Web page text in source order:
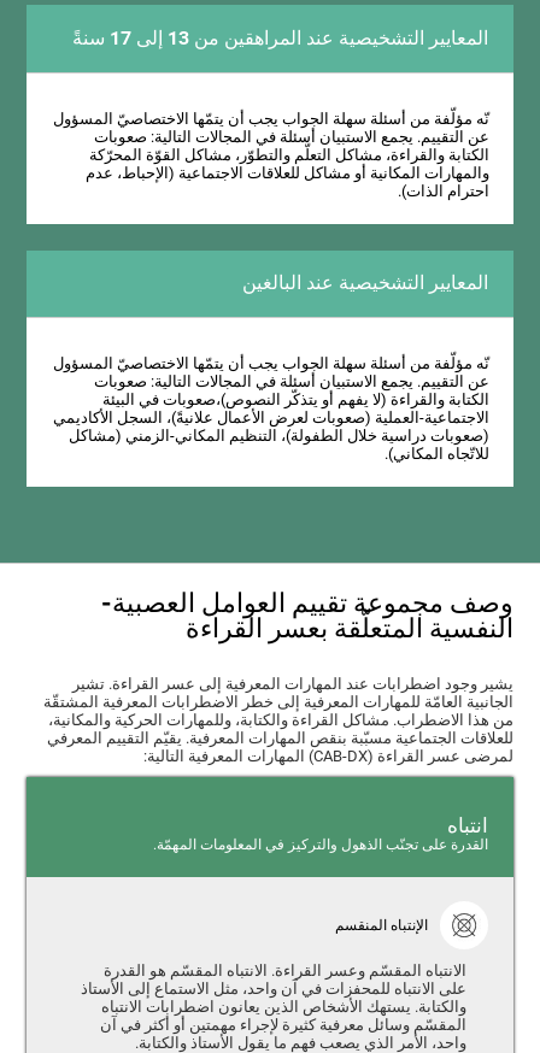
المعايير التشخيصية عند المراهقين من 13 إلى 17 سنةً
نّه مؤلّفة من أسئلة سهلة الجواب يجب أن يتمّها الاختصاصيّ المسؤول
عن التقييم. يجمع الاستبيان أسئلة في المجالات التالية: صعوبات
الكتابة والقراءة، مشاكل التعلّم والتطوّر، مشاكل القوّة المحرّكة
والمهارات المكانية أو مشاكل للعلاقات الاجتماعية (الإحباط، عدم
احترام الذات).
المعايير التشخيصية عند البالغين
نّه مؤلّفة من أسئلة سهلة الجواب يجب أن يتمّها الاختصاصيّ المسؤول
عن التقييم. يجمع الاستبيان أسئلة في المجالات التالية: صعوبات
الكتابة والقراءة (لا يفهم أو يتذكّر النصوص)،صعوبات في البيئة
الاجتماعية-العملية (صعوبات لعرض الأعمال علانيةً)، السجل الأكاديمي
(صعوبات دراسية خلال الطفولة)، التنظيم المكاني-الزمني (مشاكل
للاتّجاه المكاني).
وصف مجموعة تقييم العوامل العصبية-
النفسية المتعلّقة بعسر القراءة
يشير وجود اضطرابات عند المهارات المعرفية إلى عسر القراءة. تشير
الجانبية العامّة للمهارات المعرفية إلى خطر الاضطرابات المعرفية المشتقّة
من هذا الاضطراب. مشاكل القراءة والكتابة، وللمهارات الحركية والمكانية،
للعلاقات الجتماعية مسبّبة بنقص المهارات المعرفية. يقيّم التقييم المعرفي
لمرضى عسر القراءة (CAB-DX) المهارات المعرفية التالية:
انتباه
القدرة على تجنّب الذهول والتركيز في المعلومات المهمّة.
الإنتباه المنقسم
الانتباه المقسّم وعسر القراءة. الانتباه المقسّم هو القدرة
على الانتباه للمحفزات في آن واحد، مثل الاستماع إلى الأستاذ
والكتابة. يستهك الأشخاص الذين يعانون اضطرابات الانتباه
المقسّم وسائل معرفية كثيرة لإجراء مهمتين أو أكثر في آن
واحد، الأمر الذي يصعب فهم ما يقول الأستاذ والكتابة.